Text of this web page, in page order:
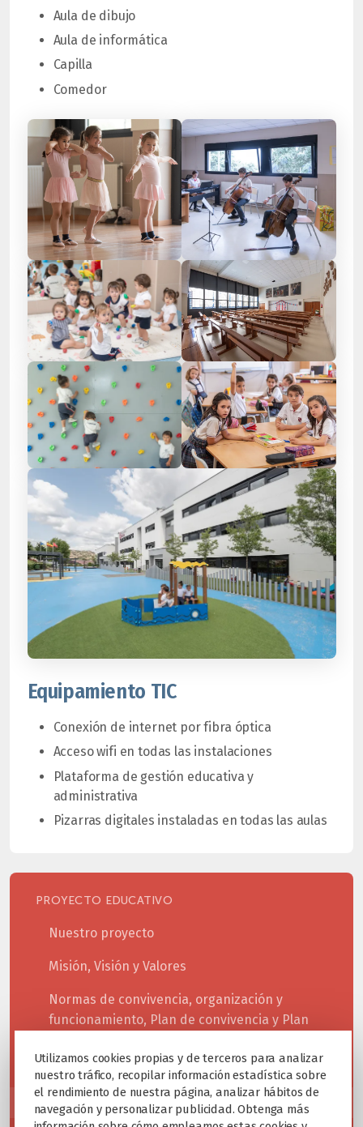
Aula de dibujo
Aula de informática
Capilla
Comedor
Equipamiento TIC
Conexión de internet por fibra óptica
Acceso wifi en todas las instalaciones
Plataforma de gestión educativa y
administrativa
Pizarras digitales instaladas en todas las aulas
PROYECTO EDUCATIVO
Nuestro proyecto
Misión, Visión y Valores
Normas de convivencia, organización y
funcionamiento, Plan de convivencia y Plan
HORARIO DEL CENTRO
INSTALACIONES Y EQUIPAMIENTO
Utilizamos cookies propias y de terceros para analizar
nuestro tráfico, recopilar información estadística sobre
el rendimiento de nuestra página, analizar hábitos de
navegación y personalizar publicidad. Obtenga más